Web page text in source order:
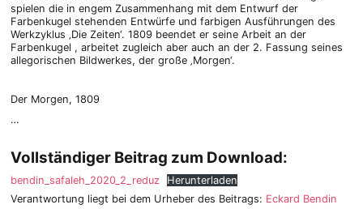
spielen die in engem Zusammenhang mit dem Entwurf der
Farbenkugel stehenden Entwürfe und farbigen Ausführungen des
Werkzyklus ‚Die Zeiten‘. 1809 beendet er seine Arbeit an der
Farbenkugel , arbeitet zugleich aber auch an der 2. Fassung seines
allegorischen Bildwerkes, der große ‚Morgen‘.
Der Morgen, 1809
…
Vollständiger Beitrag zum Download:
bendin_safaleh_2020_2_reduz
Herunterladen
Verantwortung liegt bei dem Urheber des Beitrags: Eckard Bendin